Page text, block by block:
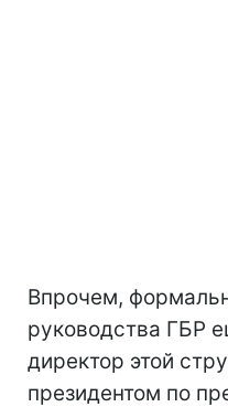
Впрочем,
руководства ГБР
директор этой
президентом по